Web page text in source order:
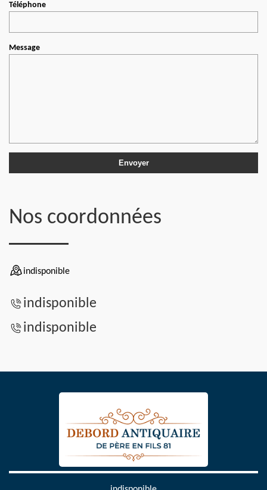
Téléphone
Message
Nos coordonnées
indisponible
indisponible
indisponible